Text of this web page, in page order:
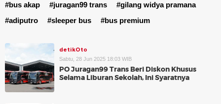
#bus akap #juragan99 trans
#gilang widya pramana
#adiputro
#sleeper bus #bus premium
detikOto
Sabtu, 28 Jun 2025 18:03 WIB
PO Juragan99 Trans Beri Diskon Khusus
Selama Liburan Sekolah, Ini Syaratnya